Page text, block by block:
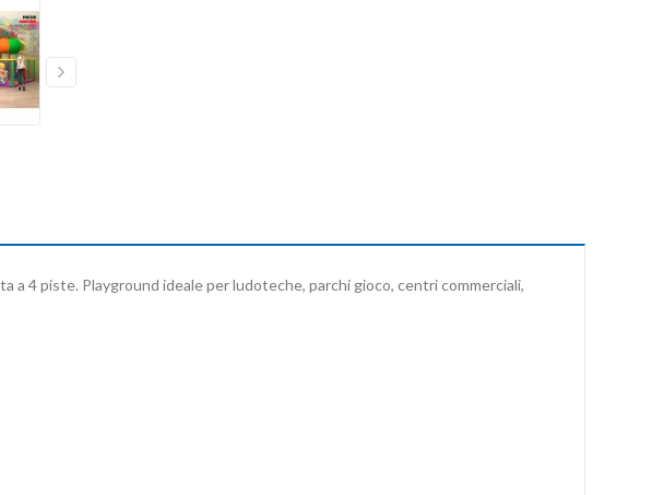
a 4 piste. Playground ideale per ludoteche, parchi gioco, centri commerciali,